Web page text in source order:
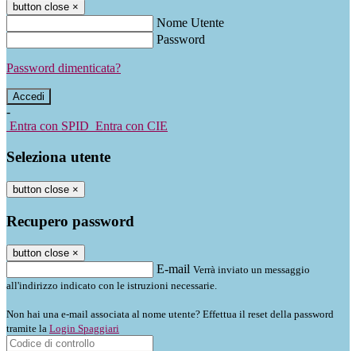
button close ×
Nome Utente
Password
Password dimenticata?
-
Entra con SPID Entra con CIE
Seleziona utente
button close ×
Recupero password
button close ×
E-mail Verrà inviato un messaggio
all'indirizzo indicato con le istruzioni necessarie.
Non hai una e-mail associata al nome utente? Effettua il reset della password
tramite la Login Spaggiari